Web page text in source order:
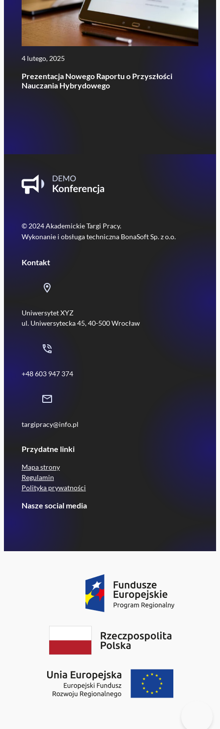
4 lutego, 2025
Prezentacja Nowego Raportu o Przyszłości
Nauczania Hybrydowego
© 2024 Akademickie Targi Pracy.
Wykonanie i obsługa techniczna BonaSoft Sp. z o.o.
Kontakt
Uniwersytet XYZ
ul. Uniwersytecka 45, 40-500 Wrocław
+48 603 947 374
targipracy@info.pl
Przydatne linki
Mapa strony
Regulamin
Polityka prywatności
Nasze social media